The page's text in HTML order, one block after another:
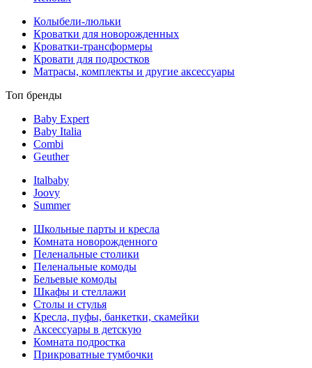
Колыбели-люльки
Кроватки для новорожденных
Кроватки-трансформеры
Кровати для подростков
Матрасы, комплекты и другие аксессуары
Топ бренды
Baby Expert
Baby Italia
Combi
Geuther
Italbaby
Joovy
Summer
Школьные парты и кресла
Комната новорожденного
Пеленальные столики
Пеленальные комоды
Бельевые комоды
Шкафы и стеллажи
Столы и стулья
Кресла, пуфы, банкетки, скамейки
Аксессуары в детскую
Комната подростка
Прикроватные тумбочки